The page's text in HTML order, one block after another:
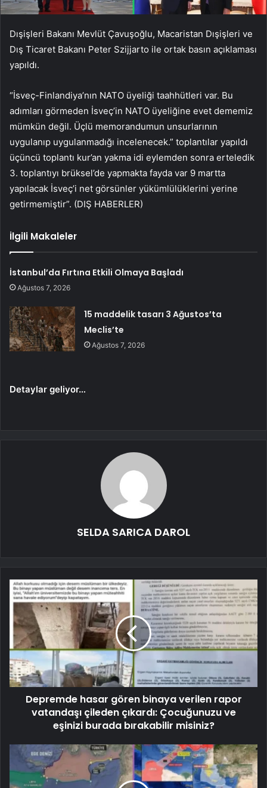
Dışişleri Bakanı Mevlüt Çavuşoğlu, Macaristan Dışişleri ve
Dış Ticaret Bakanı Peter Szijjarto ile ortak basın açıklaması
yapıldı.
“İsveç-Finlandiya’nın NATO üyeliği taahhütleri var. Bu
adımları görmeden İsveç’in NATO üyeliğine evet dememiz
mümkün değil. Üçlü memorandumun unsurlarının
uygulanıp uygulanmadığı incelenecek.” toplantılar yapıldı
üçüncü toplantı kur’an yakma idi eylemden sonra erteledik
3. toplantıyı brüksel’de yapmakta fayda var 9 martta
yapılacak İsveç’i net görsünler yükümlülüklerini yerine
getirmemiştir”. (DIŞ HABERLER)
İlgili Makaleler
İstanbul’da Fırtına Etkili Olmaya Başladı
Ağustos 7, 2026
15 maddelik tasarı 3 Ağustos’ta
Meclis’te
Ağustos 7, 2026
Detaylar geliyor…
SELDA SARICA DAROL
Depremde hasar gören binaya verilen rapor
vatandaşı çileden çıkardı: Çocuğunuzu ve
eşinizi burada bırakabilir misiniz?